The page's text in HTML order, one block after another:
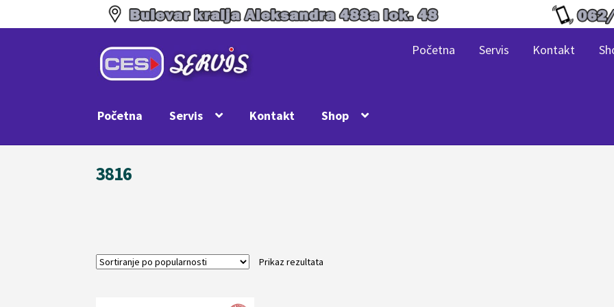
na
navigaciju
na
sadržaj
Početna Servis Kontakt
Početna Servis Kontakt Shop
3816
Prikaz rezultata